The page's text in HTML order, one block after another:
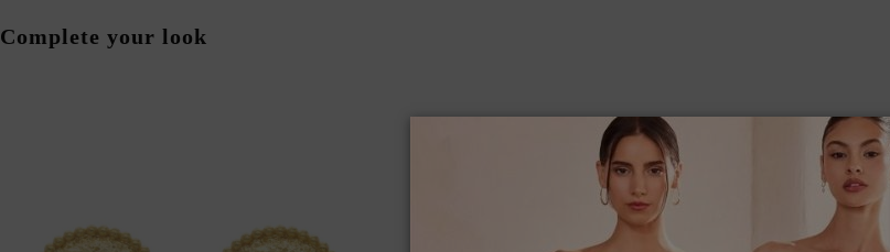
Complete your look